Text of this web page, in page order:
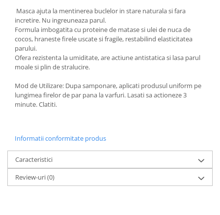
Masca ajuta la mentinerea buclelor in stare naturala si fara
incretire. Nu ingreuneaza parul.
Formula imbogatita cu proteine de matase si ulei de nuca de
cocos, hraneste firele uscate si fragile, restabilind elasticitatea
parului.
Ofera rezistenta la umiditate, are actiune antistatica si lasa parul
moale si plin de stralucire.
Mod de Utilizare: Dupa samponare, aplicati produsul uniform pe
lungimea firelor de par pana la varfuri. Lasati sa actioneze 3
minute. Clatiti.
Informatii conformitate produs
Caracteristici
Review-uri(0)